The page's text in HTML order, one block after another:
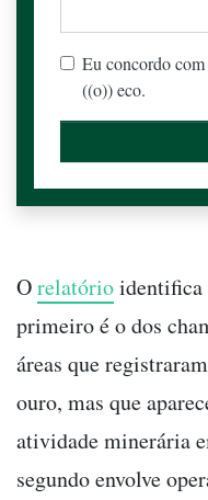
Eu concordo
((o)) eco.
Orelatórioidentifica
primeiro é o dos
áreas que
ouro, mas que
atividade minerária
segundo envolve